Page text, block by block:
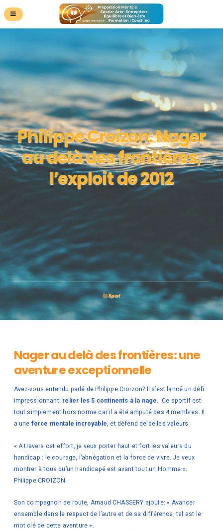
Philippe Croizon: Nager
au delà des frontières,
l’exploit de 2012
Sport
Nager au delà des frontières: une
aventure exceptionnelle
Avez-vous entendu parlé de Philippe Croizon? Il s’est lancé un défi
impressionnant: relier les 5 continents à la nage. Ce sportif est
tout simplement hors norme car il a été amputé des 4 membres. Il
a une force mentale incroyable, et défend de belles valeurs.
« A travers cet effort, je veux porter haut et fort les valeurs du
handicap : le courage, l’abnégation et la force de vivre. Je veux
montrer à tous qu’un handicapé est avant tout un Homme ».
Philippe CROIZON
Son compagnon de route, Arnaud CHASSERY ajoute: « Avancer
ensemble dans le respect de l’autre et de sa différence, tel est le
mot clé de cette aventure ».